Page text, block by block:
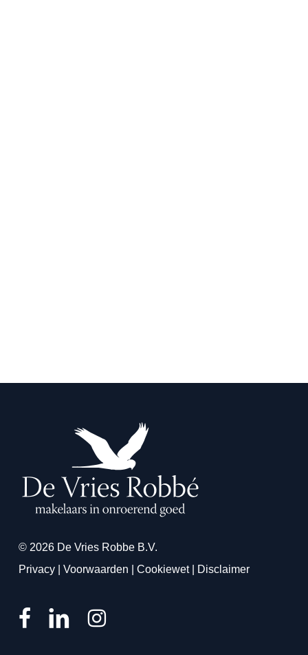
© 2026 De Vries Robbe B.V.
Privacy| Voorwaarden Cookiewet| Disclaimer